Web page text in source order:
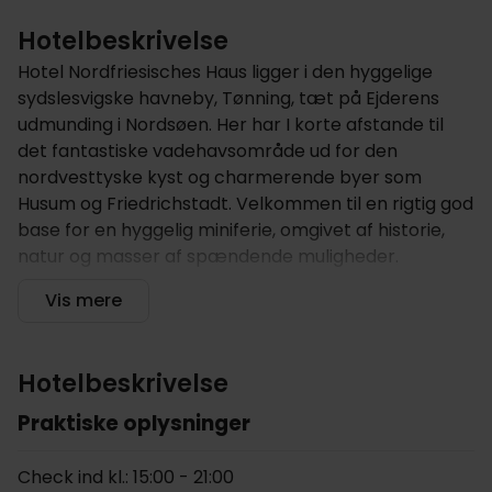
Hotelbeskrivelse
Hotel Nordfriesisches Haus ligger i den hyggelige
sydslesvigske havneby, Tønning, tæt på Ejderens
udmunding i Nordsøen. Her har I korte afstande til
det fantastiske vadehavsområde ud for den
nordvesttyske kyst og charmerende byer som
Husum og Friedrichstadt. Velkommen til en rigtig god
base for en hyggelig miniferie, omgivet af historie,
natur og masser af spændende muligheder.
Hotellet tilbyder
som tidligere har spillet en væsentlig rolle for handel
langt fra Ejderdæmningen, og er i dag et yderst
grund af den charmerende havnepromenade som
Vis mere
Hotelbeskrivelse
Praktiske oplysninger
Check ind kl.: 15:00 - 21:00